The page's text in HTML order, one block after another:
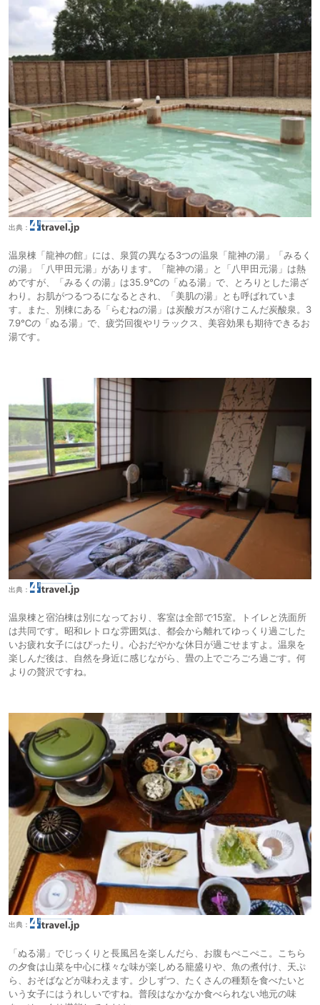
出典：
温泉棟「龍神の館」には、泉質の異なる3つの温泉「龍神の湯」「みるく
の湯」「八甲田元湯」があります。「龍神の湯」と「八甲田元湯」は熱
めですが、「みるくの湯」は35.9℃の「ぬる湯」で、とろりとした湯ざ
わり。お肌がつるつるになるとされ、「美肌の湯」とも呼ばれていま
す。また、別棟にある「らむねの湯」は炭酸ガスが溶けこんだ炭酸泉。3
7.9℃の「ぬる湯」で、疲労回復やリラックス、美容効果も期待できるお
湯です。
出典：
温泉棟と宿泊棟は別になっており、客室は全部で15室。トイレと洗面所
は共同です。昭和レトロな雰囲気は、都会から離れてゆっくり過ごした
いお疲れ女子にはぴったり。心おだやかな休日が過ごせますよ。温泉を
楽しんだ後は、自然を身近に感じながら、畳の上でごろごろ過ごす。何
よりの贅沢ですね。
出典：
「ぬる湯」でじっくりと長風呂を楽しんだら、お腹もぺこぺこ。こちら
の夕食は山菜を中心に様々な味が楽しめる籠盛りや、魚の煮付け、天ぷ
ら、おそばなどが味わえます。少しずつ、たくさんの種類を食べたいと
いう女子にはうれしいですね。普段はなかなか食べられない地元の味